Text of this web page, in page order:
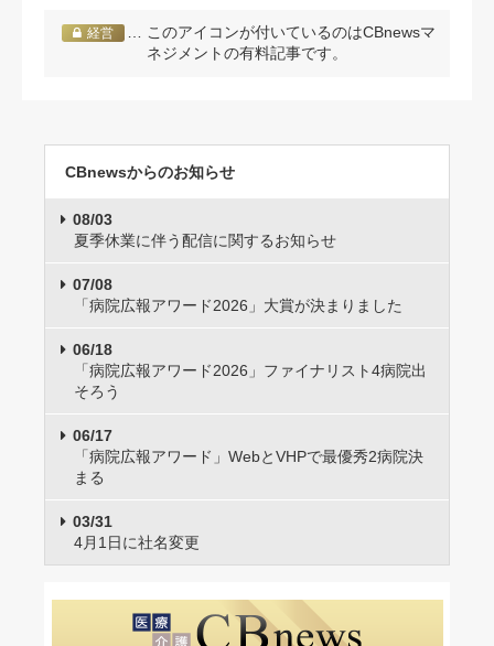
経営
… このアイコンが付いているのはCBnewsマ
ネジメントの有料記事です。
CBnewsからのお知らせ
08/03
夏季休業に伴う配信に関するお知らせ
07/08
「病院広報アワード2026」大賞が決まりました
06/18
「病院広報アワード2026」ファイナリスト4病院出
そろう
06/17
「病院広報アワード」WebとVHPで最優秀2病院決
まる
03/31
4月1日に社名変更